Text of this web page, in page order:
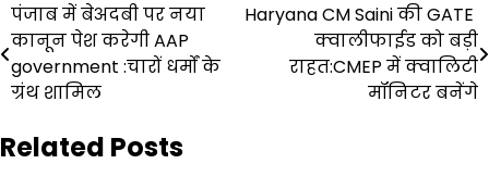
Post
navigation
पंजाब में बेअदबी पर नया
कानून पेश करेगी AAP
government :चारों धर्मों के
ग्रंथ शामिल
Haryana CM Saini की GATE ​​​​​​​
क्वालीफाईड को बड़ी
राहत:CMEP में क्वालिटी
मॉनिटर बनेंगे
Related Posts